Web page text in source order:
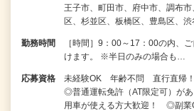
王子市、町田市、府中市、調布
区、杉並区、板橋区、豊島区、渋
勤務時間
［時間］9：00～17：00の内、
けます。 ※半日のみの場合も…
応募資格
未経験OK 年齢不問 直行直帰
◎普通運転免許（AT限定可）が
用車が使える方大歓迎！ ◎副